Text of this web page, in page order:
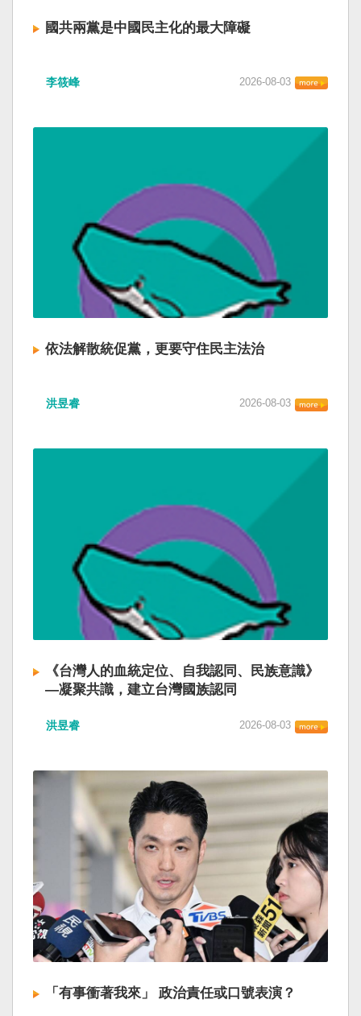
國共兩黨是中國民主化的最大障礙
李筱峰 2026-08-03
依法解散統促黨，更要守住民主法治
洪昱睿 2026-08-03
《台灣人的血統定位、自我認同、民族意識》
—凝聚共識，建立台灣國族認同
洪昱睿 2026-08-03
「有事衝著我來」 政治責任或口號表演？